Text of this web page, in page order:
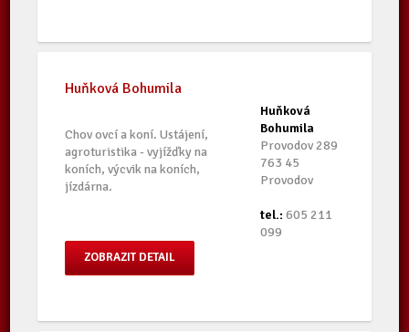
Huňková
Bohumila
Provodov 289
763 45
Provodov
tel.: 605 211
099
Huňková Bohumila
Chov ovcí a koní. Ustájení,
agroturistika - vyjížďky na
koních, výcvik na koních,
jízdárna.
ZOBRAZIT DETAIL